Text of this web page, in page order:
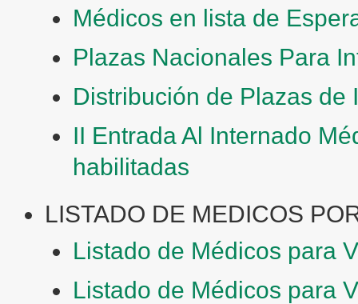
Médicos en lista de
Plazas Nacionales Para
Distribución de Plazas de
II Entrada Al Internado
habilitadas
LISTADO DE MEDICOS
Listado de Médicos para
Listado de Médicos para